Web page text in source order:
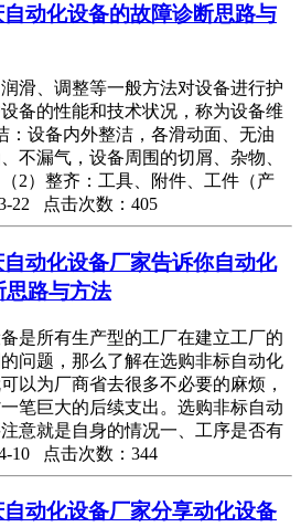
动化设备的故障诊断思路与
滑、调整等一般方法对设备进行护
备的性能和技术状况，称为设备维
：设备内外整洁，各滑动面、无油
不漏气，设备周围的切屑、杂物、
2）整齐：工具、附件、工件（产
22 点击次数：405
动化设备厂家告诉你自动化
思路与方法
是所有生产型的工厂在建立工厂的
问题，那么了解在选购非标自动化
以为厂商省去很多不必要的麻烦，
笔巨大的后续支出。选购非标自动
意就是自身的情况一、工序是否有
10 点击次数：344
动化设备厂家分享动化设备